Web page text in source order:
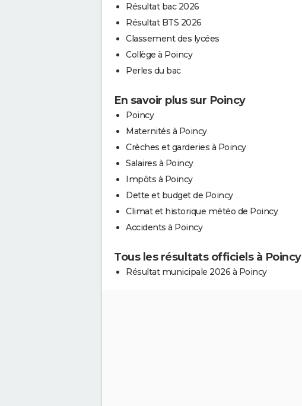
Résultat bac 2026
Résultat BTS 2026
Classement des lycées
Collège à Poincy
Perles du bac
En savoir plus sur Poincy
Poincy
Maternités à Poincy
Crèches et garderies à Poincy
Salaires à Poincy
Impôts à Poincy
Dette et budget de Poincy
Climat et historique météo de Poincy
Accidents à Poincy
Tous les résultats officiels à Poincy
Résultat municipale 2026 à Poincy